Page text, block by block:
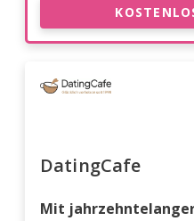
DatingCafe
Mit